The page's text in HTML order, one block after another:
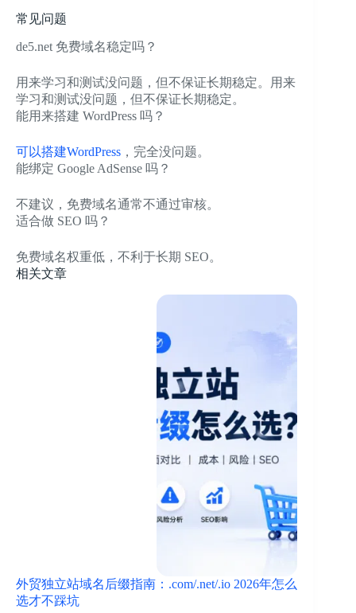
常见问题
de5.net 免费域名稳定吗？
用来学习和测试没问题，但不保证长期稳定。 用来
学习和测试没问题，但不保证长期稳定。
能用来搭建 WordPress 吗？
可以搭建WordPress ，完全没问题。
能绑定 Google AdSense 吗？
不建议，免费域名通常不通过审核。
适合做 SEO 吗？
免费域名权重低，不利于长期 SEO。
相关文章
外贸独立站域名后缀指南：.com/.net/.io 2026年怎么
选才不踩坑